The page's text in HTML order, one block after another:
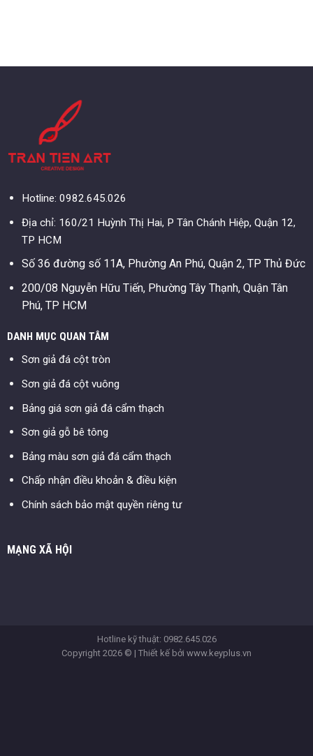
Hotline: 0982.645.026
Địa chỉ: 160/21 Huỳnh Thị Hai, P Tân Chánh Hiệp, Quận 12,
TP HCM
Số 36 đường số 11A, Phường An Phú, Quận 2, TP Thủ Đức
200/08 Nguyễn Hữu Tiến, Phường Tây Thạnh, Quận Tân
Phú, TP HCM
DANH MỤC QUAN TÂM
Sơn giả đá cột tròn
Sơn giả đá cột vuông
Bảng giá sơn giả đá cẩm thạch
Sơn giả gỗ bê tông
Bảng màu sơn giả đá cẩm thạch
Chấp nhận điều khoản & điều kiện
Chính sách bảo mật quyền riêng tư
MẠNG XÃ HỘI
Hotline kỹ thuật: 0982.645.026
Copyright 2026 © | Thiết kế bởi www.keyplus.vn